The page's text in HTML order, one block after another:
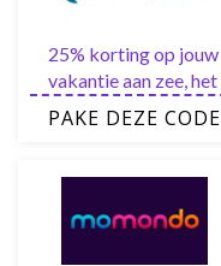
25% korting op jouw
vakantie aan zee, het
hele jaar door, zelfs
vanaf 1 nacht
PAKE DEZE CODE